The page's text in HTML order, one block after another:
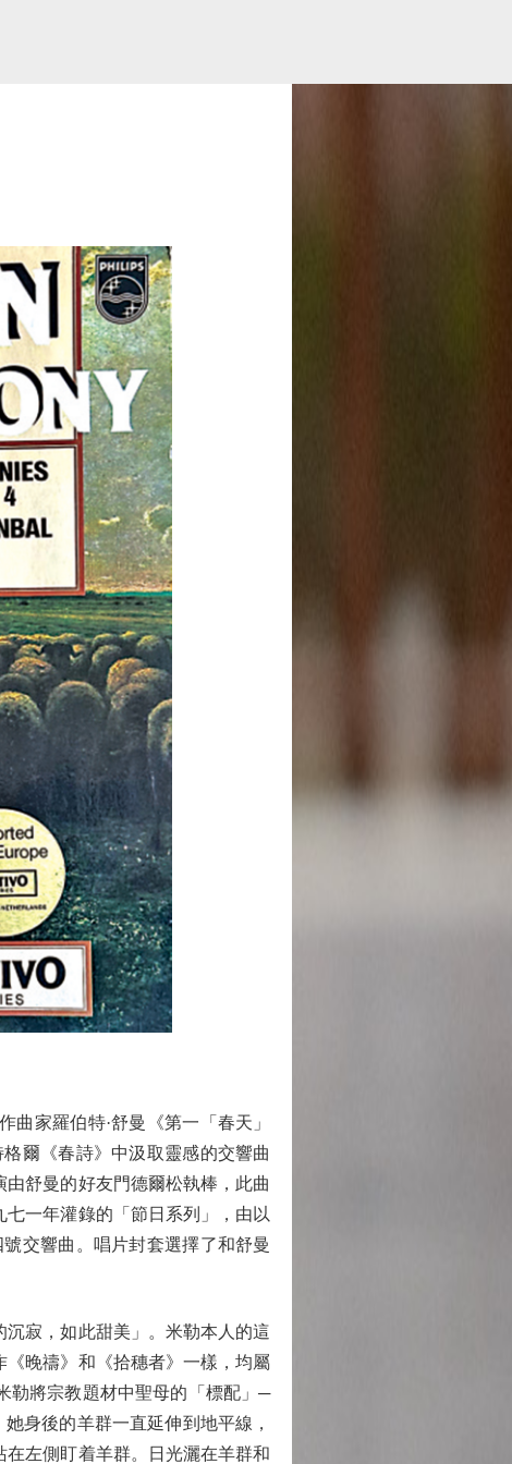
家羅伯特·舒曼《第一「春天」
爾《春詩》中汲取靈感的交響曲
舒曼的好友門德爾松執棒，此曲
一年灌錄的「節日系列」，由以
交響曲。唱片封套選擇了和舒曼
寂，如此甜美」。米勒本人的這
晚禱》和《拾穗者》一樣，均屬
勒將宗教題材中聖母的「標配」─
身後的羊群一直延伸到地平線，
左側盯着羊群。日光灑在羊群和